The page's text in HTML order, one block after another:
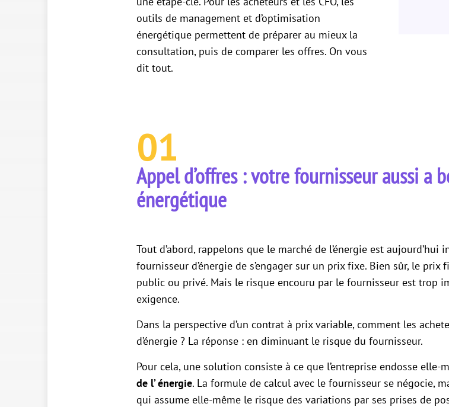
outils de management et d’optimisation
énergétique permettent de préparer au mieux la
consultation, puis de comparer les offres. On vous
dit tout.
01
Appel d’offres : votre fournisseur aussi a
énergétique
Tout d’abord, rappelons que le marché de l’énergie est
fournisseur d’énergie de s’engager sur un prix fixe. Bien sûr, le
public ou privé. Mais le risque encouru par le fournisseur est trop
exigence.
Dans la perspective d’un contrat à prix variable, comment les
d’énergie ? La réponse : en diminuant le risque du fournisseur.
Pour cela, une solution consiste à ce que l’entreprise endosse elle-
de l’ énergie. La formule de calcul avec le fournisseur se négocie,
qui assume elle-même le risque des variations par ses prises de